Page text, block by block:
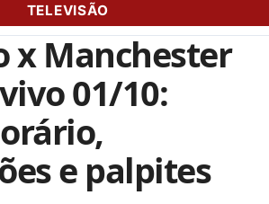
TELEVISÃO
x Manchester
01/10:
e palpites